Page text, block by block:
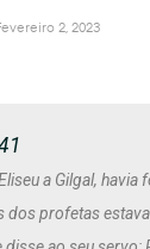
2, 2023
a Gilgal, havia
dos profetas